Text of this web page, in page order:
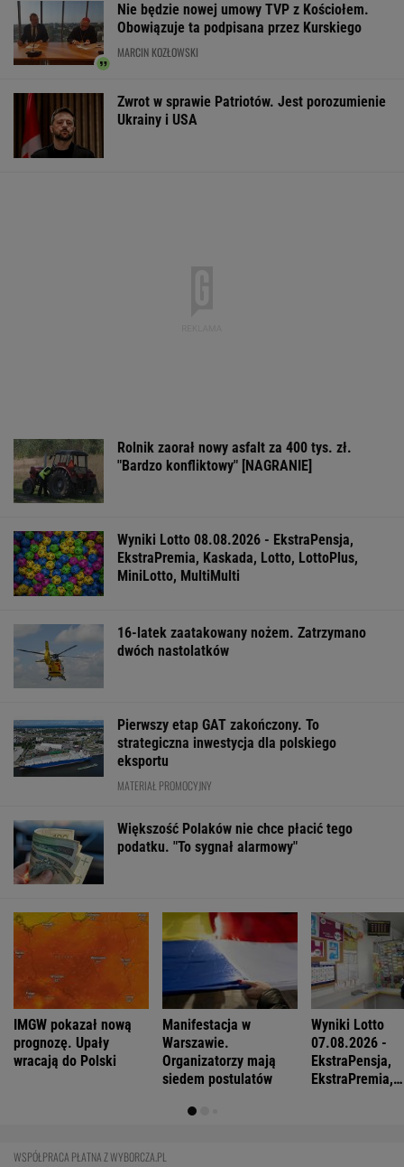
Nie będzie nowej umowy TVP z Kościołem.
Obowiązuje ta podpisana przez Kurskiego
MARCIN KOZŁOWSKI
Zwrot w sprawie Patriotów. Jest porozumienie
Ukrainy i USA
Rolnik zaorał nowy asfalt za 400 tys. zł.
"Bardzo konfliktowy" [NAGRANIE]
Wyniki Lotto 08.08.2026 - EkstraPensja,
EkstraPremia, Kaskada, Lotto, LottoPlus,
MiniLotto, MultiMulti
16-latek zaatakowany nożem. Zatrzymano
dwóch nastolatków
Pierwszy etap GAT zakończony. To
strategiczna inwestycja dla polskiego
eksportu
MATERIAŁ PROMOCYJNY
Większość Polaków nie chce płacić tego
podatku. "To sygnał alarmowy"
IMGW pokazał nową
prognozę. Upały
wracają do Polski
Manifestacja w
Warszawie.
Organizatorzy mają
siedem postulatów
Wyniki Lotto
07.08.2026 -
EkstraPensja,
EkstraPremia,
WSPÓŁPRACA PŁATNA Z WYBORCZA.PL